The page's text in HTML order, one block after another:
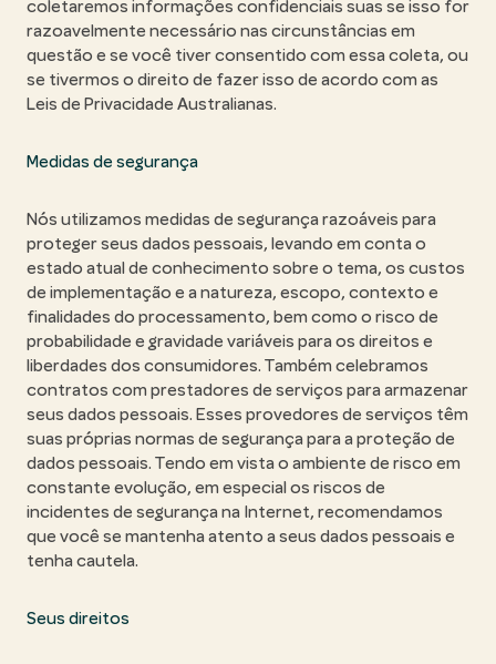
coletaremos informações confidenciais suas se isso for
razoavelmente necessário nas circunstâncias em
questão e se você tiver consentido com essa coleta, ou
se tivermos o direito de fazer isso de acordo com as
Leis de Privacidade Australianas.
Medidas de segurança
Nós utilizamos medidas de segurança razoáveis para
proteger seus dados pessoais, levando em conta o
estado atual de conhecimento sobre o tema, os custos
de implementação e a natureza, escopo, contexto e
finalidades do processamento, bem como o risco de
probabilidade e gravidade variáveis para os direitos e
liberdades dos consumidores. Também celebramos
contratos com prestadores de serviços para armazenar
seus dados pessoais. Esses provedores de serviços têm
suas próprias normas de segurança para a proteção de
dados pessoais. Tendo em vista o ambiente de risco em
constante evolução, em especial os riscos de
incidentes de segurança na Internet, recomendamos
que você se mantenha atento a seus dados pessoais e
tenha cautela.
Seus direitos